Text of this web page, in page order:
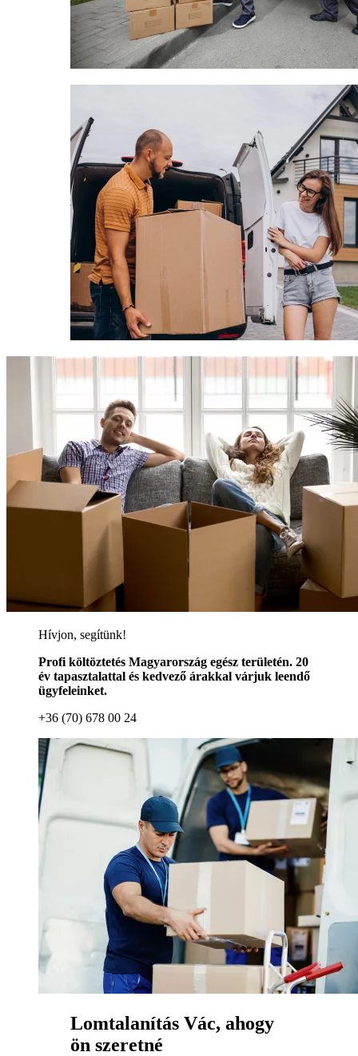
Hívjon, segítünk!
Profi költöztetés Magyarország egész területén. 20
év tapasztalattal és kedvező árakkal várjuk leendő
ügyfeleinket.
+36 (70) 678 00 24
Lomtalanítás Vác, ahogy
ön szeretné